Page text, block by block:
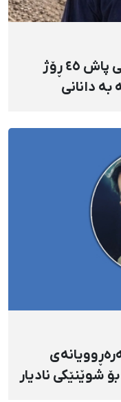
پیرانشار؛ محەممەدقادر گۆلابی پاش ٤٥ ڕۆژ
دانانی
شوێنێکی نادیار